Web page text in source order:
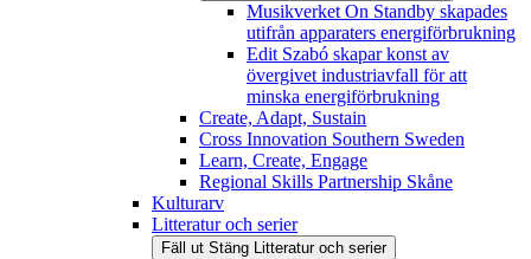
Musikverket On Standby skapades
utifrån apparaters energiförbrukning
Edit Szabó skapar konst av
övergivet industriavfall för att
minska energiförbrukning
Create, Adapt, Sustain
Cross Innovation Southern Sweden
Learn, Create, Engage
Regional Skills Partnership Skåne
Kulturarv
Litteratur och serier
Fäll ut Stäng Litteratur och serier